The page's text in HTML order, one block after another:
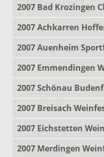
2007 Bad Krozingen
2007 Achkarren
2007 Auenheim
2007 Emmendingen
2007 Schönau
2007 Breisach
2007 Eichstetten
2007 Merdingen